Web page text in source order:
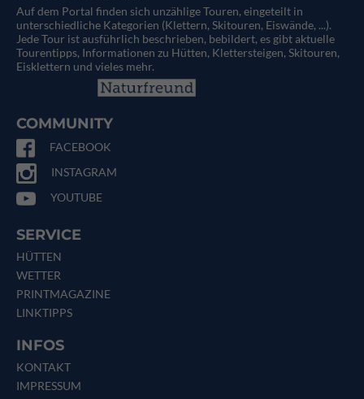
Auf dem Portal finden sich unzählige Touren, eingeteilt in
unterschiedliche Kategorien (Klettern, Skitouren, Eiswände, ...).
Jede Tour ist ausführlich beschrieben, bebildert, es gibt aktuelle
Tourentipps, Informationen zu Hütten, Klettersteigen, Skitouren,
Eisklettern und vieles mehr.
COMMUNITY
FACEBOOK
INSTAGRAM
YOUTUBE
SERVICE
HÜTTEN
WETTER
PRINTMAGAZINE
LINKTIPPS
INFOS
KONTAKT
IMPRESSUM